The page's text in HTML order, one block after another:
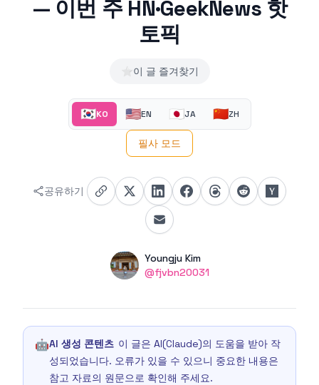
— 이번 주 HN·GeekNews 핫
토픽
⭐이 글 즐겨찾기
🇰🇷KO 🇺🇸EN 🇯🇵JA 🇨🇳ZH
필사 모드
공유하기
Name
Youngju Kim
Twitter
@fjvbn20031
🤖AI 생성 콘텐츠 이 글은 AI(Claude)의 도움을 받아 작
성되었습니다. 오류가 있을 수 있으니 중요한 내용은
참고 자료의 원문으로 확인해 주세요.